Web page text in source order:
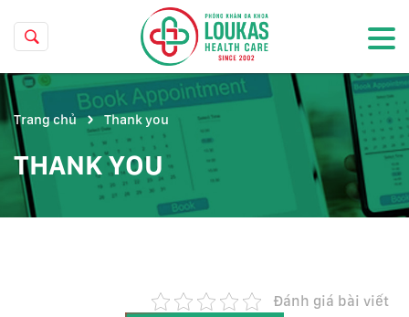
Trang chủ Thank you
THANK YOU
Đánh giá bài viết